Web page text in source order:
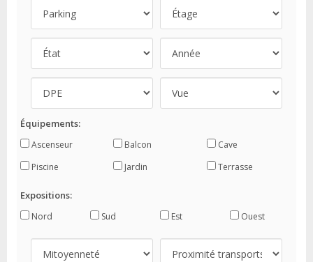
Équipements:
Ascenseur Balcon
Cave
Piscine
Jardin Terrasse
Expositions:
Nord Sud Est Ouest